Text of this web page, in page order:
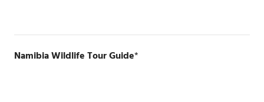
Namibia Wildlife Tour Guide*